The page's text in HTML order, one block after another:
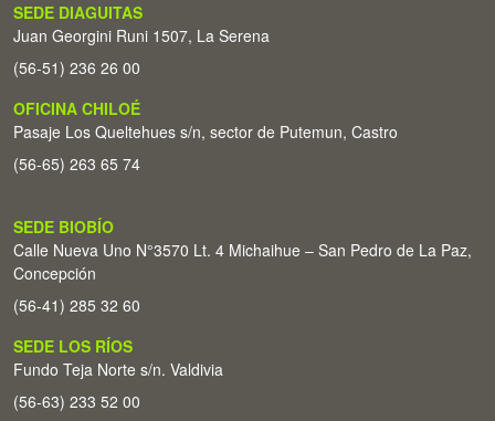
SEDE DIAGUITAS
Juan Georgini Runi 1507, La Serena
(56-51) 236 26 00
OFICINA CHILOÉ
Pasaje Los Queltehues s/n, sector de Putemun, Castro
(56-65) 263 65 74
SEDE BIOBÍO
Calle Nueva Uno N°3570 Lt. 4 Michaihue – San Pedro de La Paz,
Concepción
(56-41) 285 32 60
SEDE LOS RÍOS
Fundo Teja Norte s/n. Valdivia
(56-63) 233 52 00